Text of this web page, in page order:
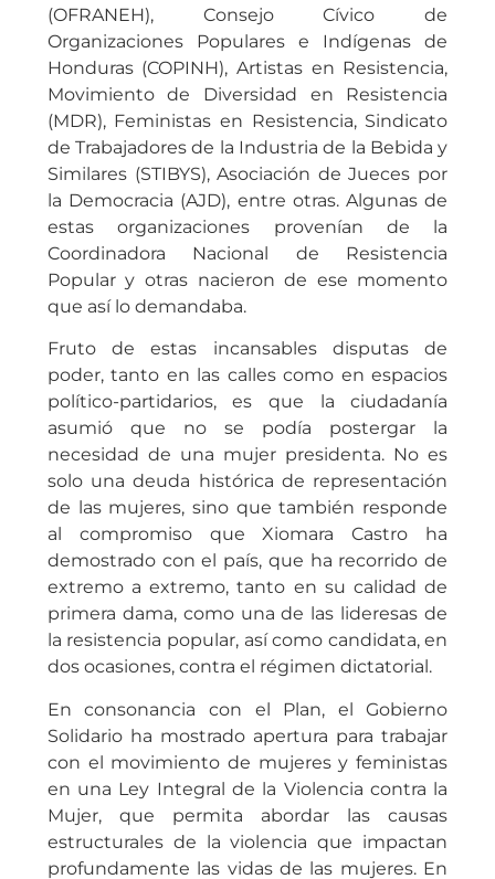
(OFRANEH), Consejo Cívico de
Organizaciones Populares e Indígenas de
Honduras (COPINH), Artistas en Resistencia,
Movimiento de Diversidad en Resistencia
(MDR), Feministas en Resistencia, Sindicato
de Trabajadores de la Industria de la Bebida y
Similares (STIBYS), Asociación de Jueces por
la Democracia (AJD), entre otras. Algunas de
estas organizaciones provenían de la
Coordinadora Nacional de Resistencia
Popular y otras nacieron de ese momento
que así lo demandaba.
Fruto de estas incansables disputas de
poder, tanto en las calles como en espacios
político-partidarios, es que la ciudadanía
asumió que no se podía postergar la
necesidad de una mujer presidenta. No es
solo una deuda histórica de representación
de las mujeres, sino que también responde
al compromiso que Xiomara Castro ha
demostrado con el país, que ha recorrido de
extremo a extremo, tanto en su calidad de
primera dama, como una de las lideresas de
la resistencia popular, así como candidata, en
dos ocasiones, contra el régimen dictatorial.
En consonancia con el Plan, el Gobierno
Solidario ha mostrado apertura para trabajar
con el movimiento de mujeres y feministas
en una Ley Integral de la Violencia contra la
Mujer, que permita abordar las causas
estructurales de la violencia que impactan
profundamente las vidas de las mujeres. En